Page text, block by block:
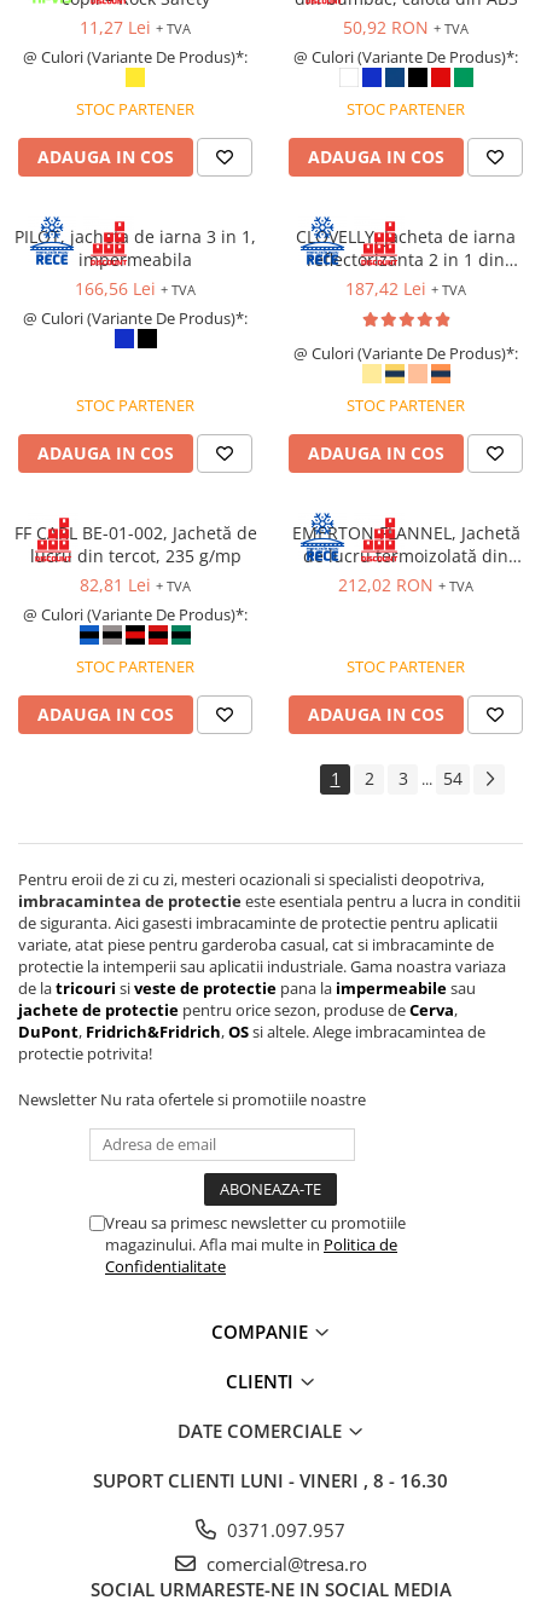
Protecție sudură
Protecție termică (căldură)
Protecție termică (frig)
Anti-vibrații
Protecție descărcări electrostatice
(ESD)
Protecție specială
Riscuri minime
Mânecuțe (Cotiere)
Accesorii
PROTECȚIA OCHILOR
Ochelari de protecție
Măști și geamuri de sudură
PROTECȚIE AUDITIVĂ
Antifoane externe
Antifoane externe clasice
Antifoane externe cu prindere pe
casca de protecție
Antifoane interne
Antifoane interne de unică
Protecție respiratorie de unică
folosință
Măști integrale reutilizabile
Semi-măști reutilizabile
Filtre
Accesorii protectie respiratorie
LUCRU LA ÎNĂLȚIME
Centuri și hamuri
Dispozitive de ancorare și
Sisteme stationare | Linia vietii
Dispozitive de salvare
Servicii verificare echipamente
ARTICOLE TEHNICE SI PRIM AJUTOR
DETECTIE SI SEMNALIZARE
UNICĂ FOLOSINȚĂ
11,27 Lei + TVA
@ Culori (Variante De Produs)*:
STOC PARTENER
ADAUGA IN COS
50,92 RON + TVA
@ Culori (Variante De Produs)*:
STOC PARTENER
ADAUGA IN COS
PILOT, jacheta de iarna 3 in 1,
impermeabila
166,56 Lei + TVA
@ Culori (Variante De Produs)*:
STOC PARTENER
ADAUGA IN COS
CLOVELLY, Jacheta de iarna
reflectorizanta 2 in 1 din
poliester 300D Oxford si PU
187,42 Lei + TVA
@ Culori (Variante De Produs)*:
STOC PARTENER
ADAUGA IN COS
FF CARL BE-01-002, Jachetă de
lucru din tercot, 235 g/mp
82,81 Lei + TVA
@ Culori (Variante De Produs)*:
STOC PARTENER
ADAUGA IN COS
EMERTON FLANNEL, Jachetă
de lucru termoizolată din
bumbac si poliester, 270 g/mp
212,02 RON + TVA
STOC PARTENER
ADAUGA IN COS
1 2 3 ... 54
Pentru eroii de zi cu zi, mesteri ocazionali si specialisti deopotriva,
imbracamintea de protectieeste esentiala pentru a lucra in conditii
de siguranta. Aici gasesti imbracaminte de protectie pentru aplicatii
variate, atat piese pentru garderoba casual, cat si imbracaminte de
protectie la intemperii sau aplicatii industriale. Gama noastra variaza
de latricouri siveste de protectie pana la impermeabilesau
jachete de protectie pentru orice sezon, produse deCerva,
DuPont, Fridrich&Fridrich,OSsi altele. Alege imbracamintea de
protectie potrivita!
Newsletter Nu rata ofertele si promotiile noastre
Vreau sa primesc newsletter cu promotiile
magazinului. Afla mai multe in Politica de
Confidentialitate
COMPANIE
CLIENTI
DATE COMERCIALE
SUPORT CLIENTI LUNI - VINERI , 8 - 16.30
0371.097.957
comercial@tresa.ro
SOCIAL URMARESTE-NE IN SOCIAL MEDIA